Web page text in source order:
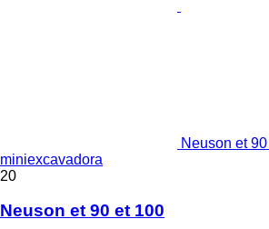
Neuson et
miniexcavadora
20
Neuson et 90 et 100